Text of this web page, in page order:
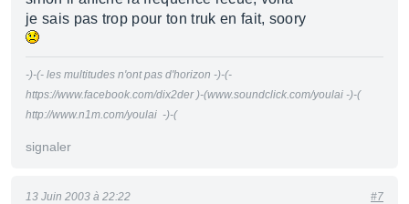
je sais pas trop pour ton truk en fait, soory
-)-(- les multitudes n'ont pas d'horizon -)-(-
https://www.facebook.com/dix2der )-(www.soundclick.com/youlai -)-(
http://www.n1m.com/youlai -)-(
signaler
13 Juin 2003 à 22:22 #7